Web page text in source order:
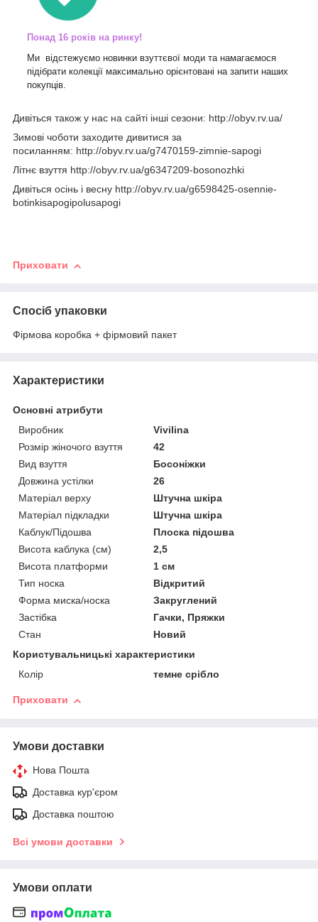
Понад 16 років на ринку!
Ми відстежуємо новинки взуттєвої моди та намагаємося
підібрати колекції максимально орієнтовані на запити наших
покупців.
Дивіться також у нас на сайті інші сезони: http://obyv.rv.ua/
Зимові чоботи заходите дивитися за
посиланням: http://obyv.rv.ua/g7470159-zimnie-sapogi
Літнє взуття http://obyv.rv.ua/g6347209-bosonozhki
Дивіться осінь і весну http://obyv.rv.ua/g6598425-osennie-
botinkisapogipolusapogi
Приховати
Спосіб упаковки
Фірмова коробка + фірмовий пакет
Характеристики
Основні атрибути
Виробник
Vivilina
Розмір жіночого взуття
42
Вид взуття
Босоніжки
Довжина устілки
26
Матеріал верху
Штучна шкіра
Матеріал підкладки
Штучна шкіра
Каблук/Підошва
Плоска підошва
Висота каблука (см)
2,5
Висота платформи
1 см
Тип носка
Відкритий
Форма миска/носка
Закруглений
Застібка
Гачки, Пряжки
Стан
Новий
Користувальницькі характеристики
Колір
темне срібло
Приховати
Умови доставки
Нова Пошта
Доставка кур'єром
Доставка поштою
Всі умови доставки
Умови оплати